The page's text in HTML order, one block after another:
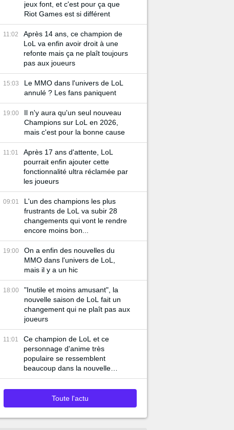
jeux font, et c'est pour ça que
Riot Games est si différent
11:02
Après 14 ans, ce champion de
LoL va enfin avoir droit à une
refonte mais ça ne plaît toujours
pas aux joueurs
15:03
Le MMO dans l'univers de LoL
annulé ? Les fans paniquent
19:00
Il n'y aura qu'un seul nouveau
Champions sur LoL en 2026,
mais c'est pour la bonne cause
11:01
Après 17 ans d'attente, LoL
pourrait enfin ajouter cette
fonctionnalité ultra réclamée par
les joueurs
09:01
L'un des champions les plus
frustrants de LoL va subir 28
changements qui vont le rendre
encore moins bon...
19:00
On a enfin des nouvelles du
MMO dans l'univers de LoL,
mais il y a un hic
18:00
"Inutile et moins amusant", la
nouvelle saison de LoL fait un
changement qui ne plaît pas aux
joueurs
11:01
Ce champion de LoL et ce
personnage d'anime très
populaire se ressemblent
beaucoup dans la nouvelle
bande-annonce du jeu
Toute l'actu